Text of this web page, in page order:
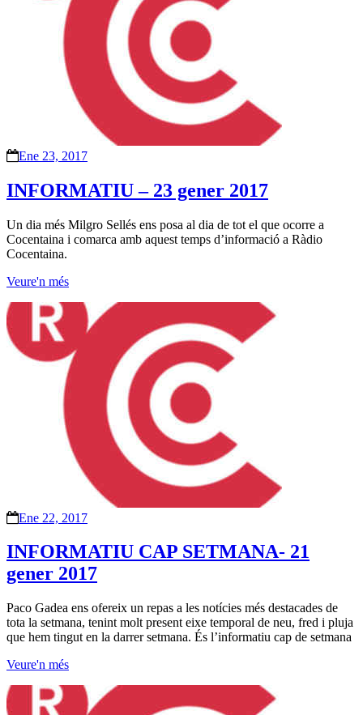
Ene 23, 2017
INFORMATIU – 23 gener 2017
Un dia més Milgro Sellés ens posa al dia de tot el que ocorre a
Cocentaina i comarca amb aquest temps d’informació a Ràdio
Cocentaina.
Veure'n més
Ene 22, 2017
INFORMATIU CAP SETMANA- 21
gener 2017
Paco Gadea ens ofereix un repas a les notícies més destacades de
tota la setmana, tenint molt present eixe temporal de neu, fred i pluja
que hem tingut en la darrer setmana. És l’informatiu cap de setmana
Veure'n més